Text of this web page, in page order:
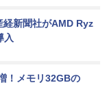
経新聞社がAMD Ryz
入
！メモリ32GBの